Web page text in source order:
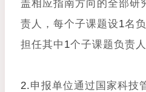
盖相应指南方向的全部研
责人，每个子课题设1名
担任其中 1个子课题负责人
2.申报单位通过国家科技